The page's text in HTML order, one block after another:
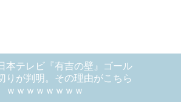
本テレビ『有吉の壁』ゴール
りが判明。その理由がこちら
ｗｗｗｗｗｗｗｗ